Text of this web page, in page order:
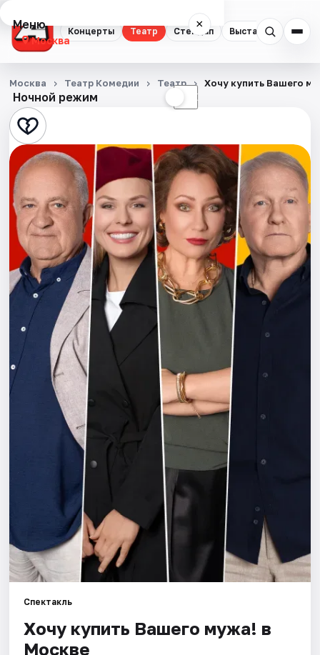
Концерты Театр Стендап Выставки
Меню ×
Москва
Концерты
Театр
Стендап
Выставки
Квесты
Экскурсии
Спорт
События
Города
Площадки
Артисты
Ночной режим ☾
Москва Театр Комедии Театр Хочу купить Вашего
Спектакль
Хочу купить Вашего мужа! в
Москве